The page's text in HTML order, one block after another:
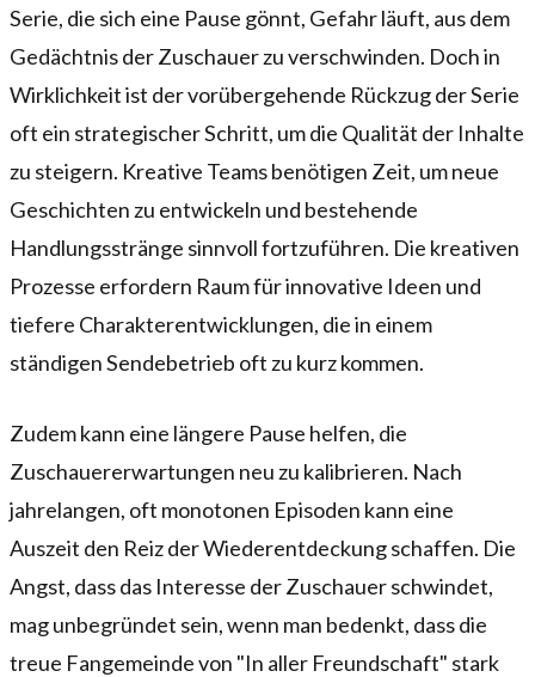
Serie, die sich eine Pause gönnt, Gefahr läuft, aus dem
Gedächtnis der Zuschauer zu verschwinden. Doch in
Wirklichkeit ist der vorübergehende Rückzug der Serie
oft ein strategischer Schritt, um die Qualität der Inhalte
zu steigern. Kreative Teams benötigen Zeit, um neue
Geschichten zu entwickeln und bestehende
Handlungsstränge sinnvoll fortzuführen. Die kreativen
Prozesse erfordern Raum für innovative Ideen und
tiefere Charakterentwicklungen, die in einem
ständigen Sendebetrieb oft zu kurz kommen.
Zudem kann eine längere Pause helfen, die
Zuschauererwartungen neu zu kalibrieren. Nach
jahrelangen, oft monotonen Episoden kann eine
Auszeit den Reiz der Wiederentdeckung schaffen. Die
Angst, dass das Interesse der Zuschauer schwindet,
mag unbegründet sein, wenn man bedenkt, dass die
treue Fangemeinde von "In aller Freundschaft" stark